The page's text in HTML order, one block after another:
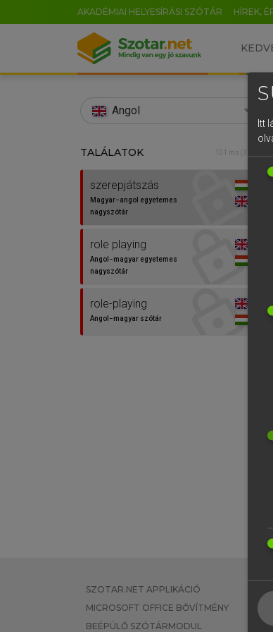
AKADÉMIAI HELYESÍRÁSI SZÓTÁR HÍREK,
Angol
TALÁLATOK 101 ms (3 db)
szerepjátszás
Magyar−angol egyetemes
nagyszótár
role playing
Angol−magyar egyetemes
nagyszótár
role-playing
Angol−magyar szótár
SZOTAR.NET APPLIKÁCIÓ
MICROSOFT OFFICE BŐVÍTMÉNY
BEÉPÜLŐ SZÓTÁRMODUL
Itt